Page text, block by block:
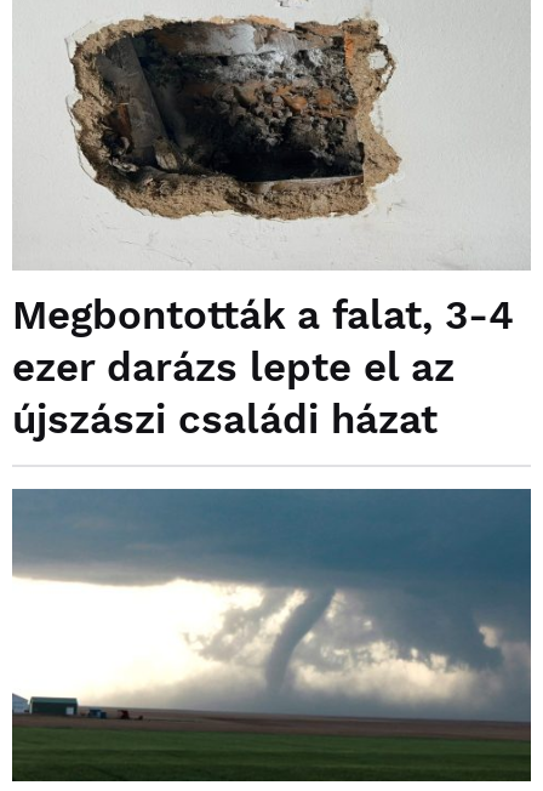
Megbontották a falat, 3-4
ezer darázs lepte el az
újszászi családi házat